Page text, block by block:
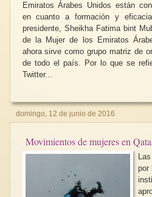
Emiratos Árabes Unidos están
en cuanto a formación y
presidente, Sheikha Fatima bint
de la Mujer de los Emiratos
ahora sirve como grupo matriz de
de todo el país. Por lo que se
Twitter...
domingo, 12 de junio de 2016
Movimientos de mujeres en
por